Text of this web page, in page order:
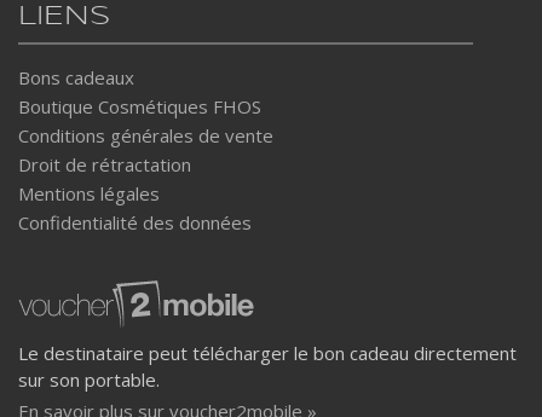
LIENS
Bons cadeaux
Boutique Cosmétiques FHOS
Conditions générales de vente
Droit de rétractation
Mentions légales
Confidentialité des données
Le destinataire peut télécharger le bon cadeau directement
sur son portable.
En savoir plus sur voucher2mobile »